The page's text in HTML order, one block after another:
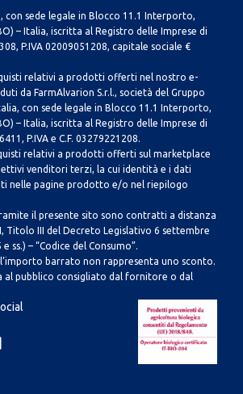
con sede legale in Blocco 11.1 Interporto,
– Italia, iscritta al Registro delle Imprese di
P.IVA 02009051208, capitale sociale €
relativi a prodotti offerti nel nostro e-
da FarmAlvarion S.r.l., società del Gruppo
con sede legale in Blocco 11.1 Interporto,
– Italia, iscritta al Registro delle Imprese di
P.IVA e C.F. 03279221208.
relativi a prodotti offerti sul marketplace
venditori terzi, la cui identità e i dati
nelle pagine prodotto e/o nel riepilogo
il presente sito sono contratti a distanza
Titolo III del Decreto Legislativo 6 settembre
ss.) – “Codice del Consumo”.
barrato non rappresenta uno sconto.
al pubblico consigliato dal fornitore o dal